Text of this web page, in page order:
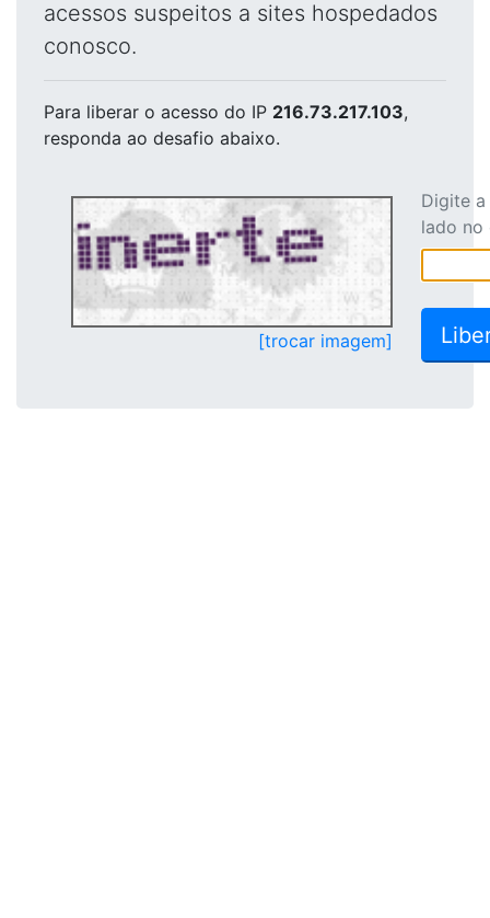
acessos suspeitos a sites hospedados
conosco.
Para liberar o acesso do IP 216.73.217.103,
responda ao desafio abaixo.
[trocar imagem]
Digite
lado no